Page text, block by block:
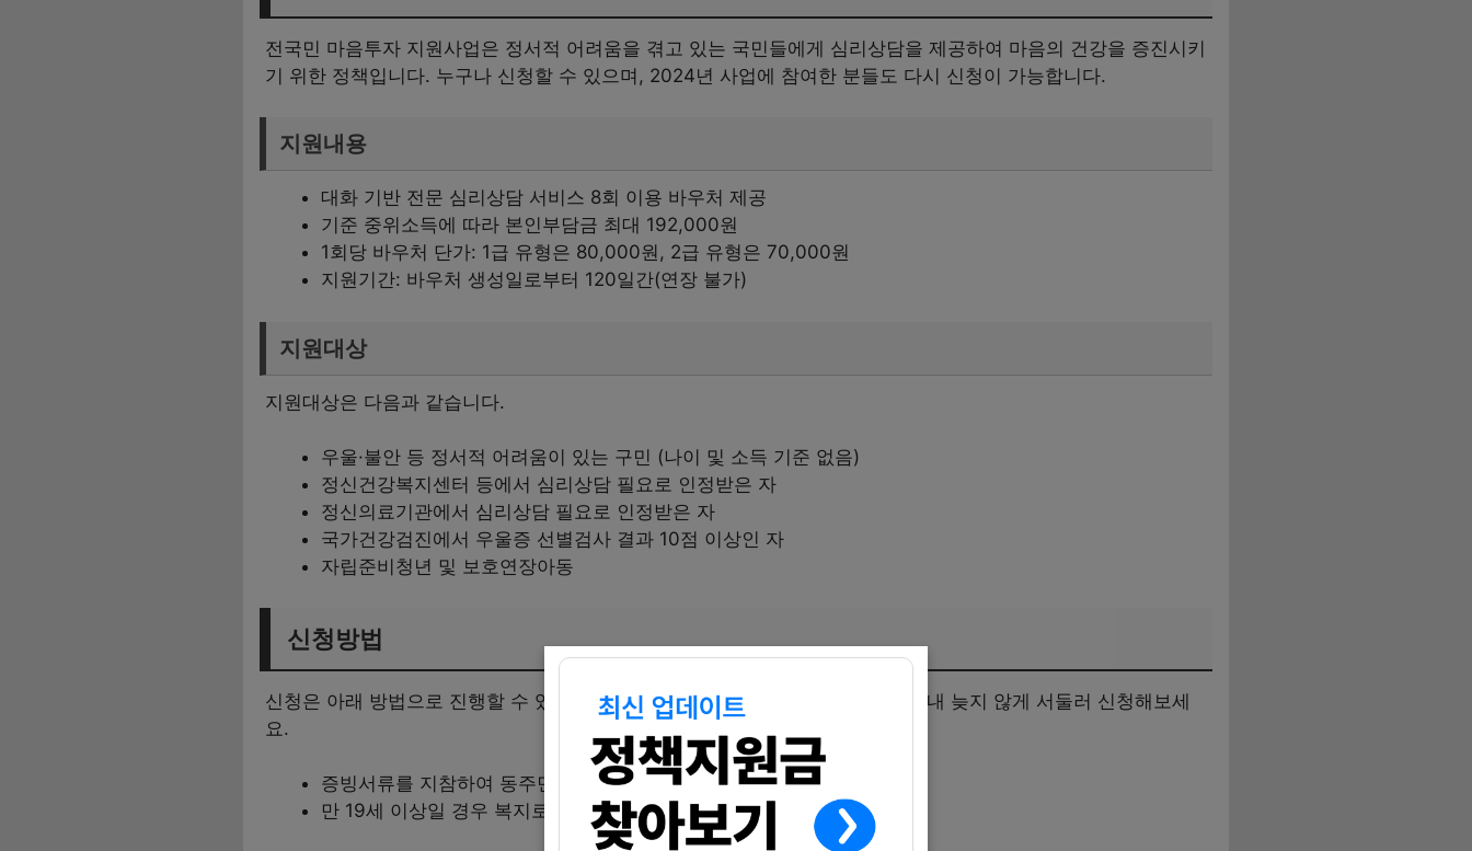
전국민 마음투자 지원사업은 정서적 어려움을 겪고 있는 국민들에게 심리상담을 제공하여 마음의 건강을 증진시키
기 위한 정책입니다. 누구나 신청할 수 있으며, 2024년 사업에 참여한 분들도 다시 신청이 가능합니다.
지원내용
대화 기반 전문 심리상담 서비스 8회 이용 바우처 제공
기준 중위소득에 따라 본인부담금 최대 192,000원
1회당 바우처 단가: 1급 유형은 80,000원, 2급 유형은 70,000원
지원기간: 바우처 생성일로부터 120일간(연장 불가)
지원대상
지원대상은 다음과 같습니다.
우울·불안 등 정서적 어려움이 있는 구민 (나이 및 소득 기준 없음)
정신건강복지센터 등에서 심리상담 필요로 인정받은 자
정신의료기관에서 심리상담 필요로 인정받은 자
국가건강검진에서 우울증 선별검사 결과 10점 이상인 자
자립준비청년 및 보호연장아동
신청방법
신청은 아래 방법으로 진행할 수 있습니다. 신청을 원하는 분들은 아래 신청기한 내 늦지 않게 서둘러 신청해보세
요.
증빙서류를 지참하여 동주민센터 방문접수
만 19세 이상일 경우 복지로 온라인 신청 가능:신청하기